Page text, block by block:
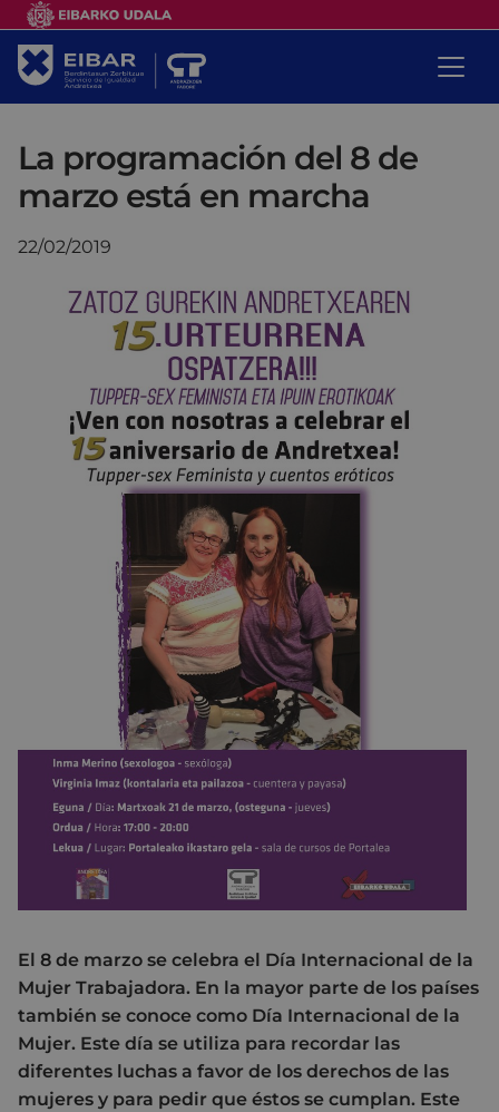
La programación del 8 de
marzo está en marcha
22/02/2019
El 8 de marzo se celebra el Día Internacional de la
Mujer Trabajadora. En la mayor parte de los países
también se conoce como Día Internacional de la
Mujer. Este día se utiliza para recordar las
diferentes luchas a favor de los derechos de las
mujeres y para pedir que éstos se cumplan. Este